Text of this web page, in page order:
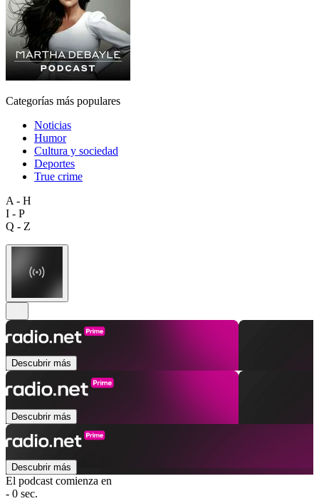
Categorías más populares
Noticias
Humor
Cultura y sociedad
Deportes
True crime
A - H
I - P
Q - Z
Descubrir más
Descubrir más
Descubrir más
El podcast comienza en
- 0 sec.